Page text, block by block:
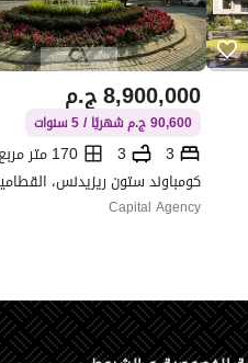
ج.م8,900,000
90,600 ج.م شهريًا / 5 سنوات
3
3
170 متر مربع
Capital Agency